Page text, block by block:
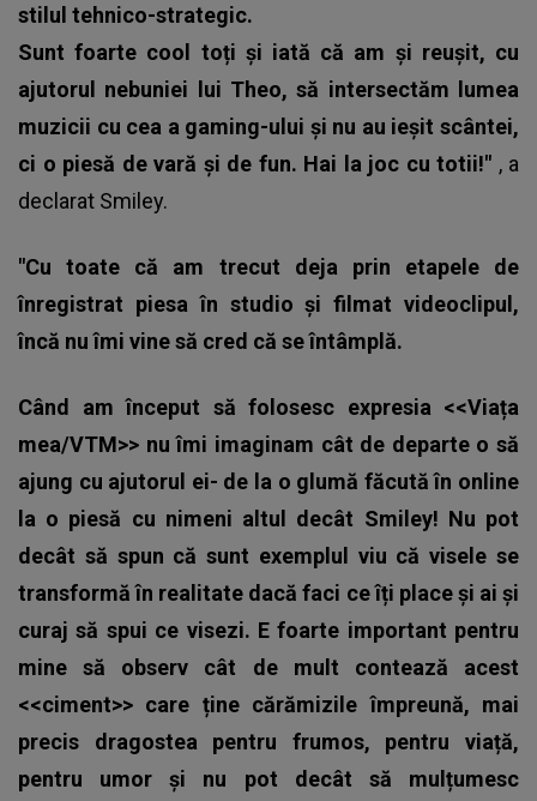
stilul tehnico-strategic.
Sunt foarte cool toți și iată că am și reușit, cu
ajutorul nebuniei lui Theo, să intersectăm lumea
muzicii cu cea a gaming-ului și nu au ieșit scântei,
ci o piesă de vară și de fun. Hai la joc cu totii!" , a
declarat Smiley.
"Cu toate că am trecut deja prin etapele de
înregistrat piesa în studio și filmat videoclipul,
încă nu îmi vine să cred că se întâmplă.
Când am început să folosesc expresia <<Viața
mea/VTM>> nu îmi imaginam cât de departe o să
ajung cu ajutorul ei- de la o glumă făcută în online
la o piesă cu nimeni altul decât Smiley! Nu pot
decât să spun că sunt exemplul viu că visele se
transformă în realitate dacă faci ce îți place și ai și
curaj să spui ce visezi. E foarte important pentru
mine să observ cât de mult contează acest
<<ciment>> care ține cărămizile împreună, mai
precis dragostea pentru frumos, pentru viață,
pentru umor și nu pot decât să mulțumesc